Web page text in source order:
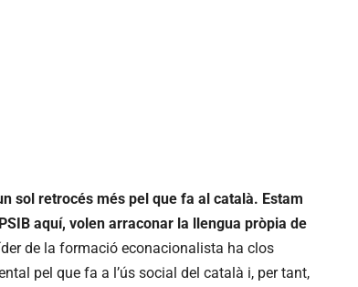
sol retrocés més pel que fa al català. Estam
aquí, volen arraconar la llengua pròpia de
de la formació econacionalista ha clos
pel que fa a l’ús social del català i, per tant,